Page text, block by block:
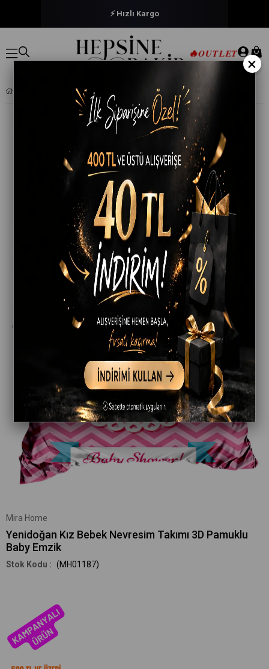
⚡ Hızlı Kargo
🔥OUTLET
Mira Home
Yenidoğan Kız Bebek Nevresim Takımı 3D Pamuklu
Baby Emzik
(MH01187)
×